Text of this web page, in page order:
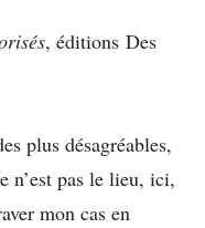
, éditions Des
plus désagréables,
n’est pas le lieu, ici,
mon cas en